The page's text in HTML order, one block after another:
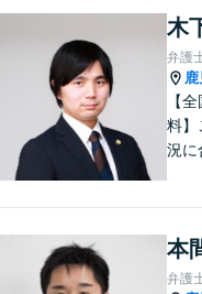
適な
木
弁護
【
料】
況に
き合
ポ
本
弁護